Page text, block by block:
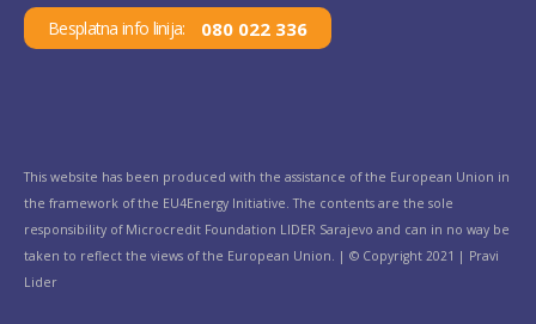
Besplatna info linija: 080 022 336
This website has been produced with the assistance of the European Union in
the framework of the EU4Energy Initiative. The contents are the sole
responsibility of Microcredit Foundation LIDER Sarajevo and can in no way be
taken to reflect the views of the European Union. | © Copyright 2021 | Pravi
Lider